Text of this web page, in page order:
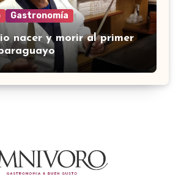
Gastronomía
nacer y morir al primer